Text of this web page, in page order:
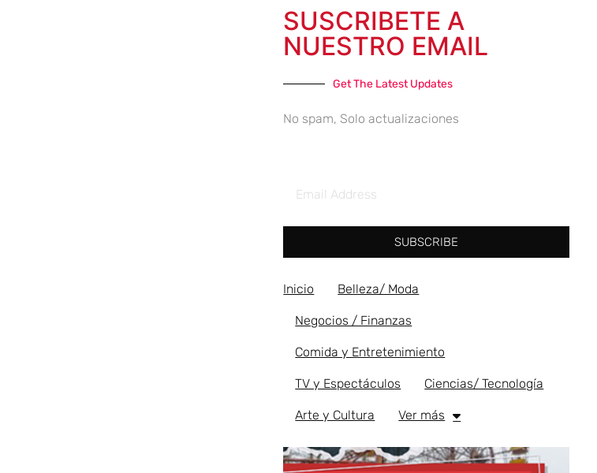
SUSCRIBETE A
NUESTRO EMAIL
Get The Latest Updates
No spam, Solo actualizaciones
SUBSCRIBE
Inicio Belleza/ Moda
Negocios / Finanzas
Comida y Entretenimiento
TV y Espectáculos Ciencias/ Tecnología
Arte y Cultura Ver más